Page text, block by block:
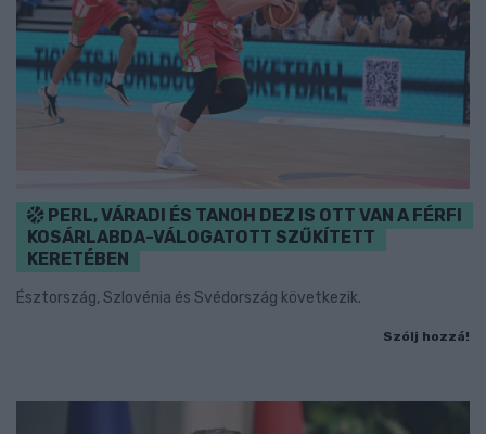
PERL, VÁRADI ÉS TANOH DEZ IS OTT VAN A FÉRFI
KOSÁRLABDA-VÁLOGATOTT SZŰKÍTETT
KERETÉBEN
Észtország, Szlovénia és Svédország következik.
Szólj hozzá!